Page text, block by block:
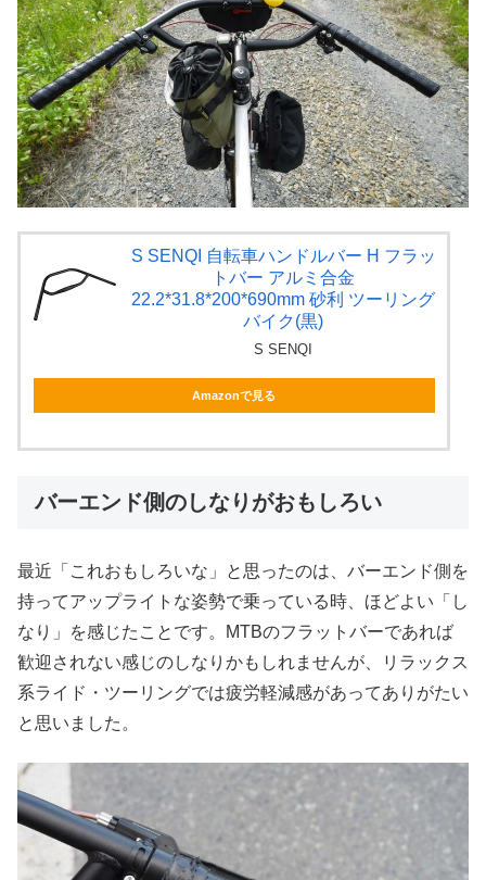
S SENQI 自転車ハンドルバー H フラッ
トバー アルミ合金
22.2*31.8*200*690mm 砂利 ツーリング
バイク(黒)
S SENQI
Amazonで見る
バーエンド側のしなりがおもしろい
最近「これおもしろいな」と思ったのは、バーエンド側を
持ってアップライトな姿勢で乗っている時、ほどよい「し
なり」を感じたことです。MTBのフラットバーであれば
歓迎されない感じのしなりかもしれませんが、リラックス
系ライド・ツーリングでは疲労軽減感があってありがたい
と思いました。